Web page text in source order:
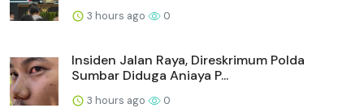
3 hours ago 0
Insiden Jalan Raya, Direskrimum Polda
Sumbar Diduga Aniaya P...
3 hours ago 0